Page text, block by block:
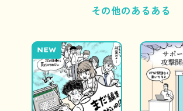
その他のあるある
NEW